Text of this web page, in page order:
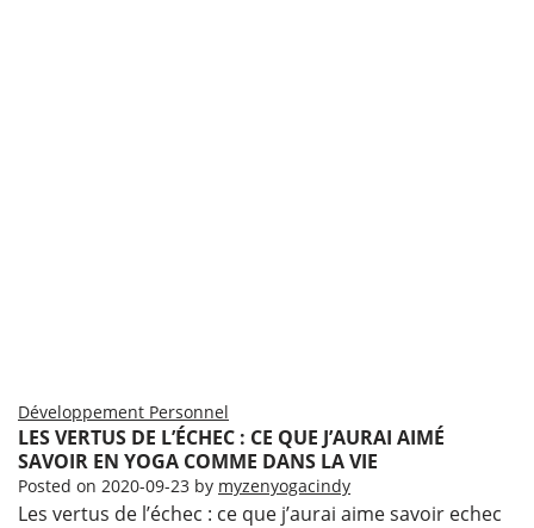
Développement Personnel
LES VERTUS DE L’ÉCHEC : CE QUE J’AURAI AIMÉ
SAVOIR EN YOGA COMME DANS LA VIE
Posted on 2020-09-23 by myzenyogacindy
Les vertus de l’échec : ce que j’aurai aime savoir echec